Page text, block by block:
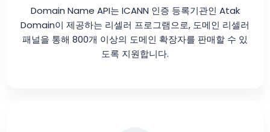
Domain Name API는 ICANN 인증 등록기관인 Atak
Domain이 제공하는 리셀러 프로그램으로, 도메인 리셀러
패널을 통해 800개 이상의 도메인 확장자를 판매할 수 있
도록 지원합니다.